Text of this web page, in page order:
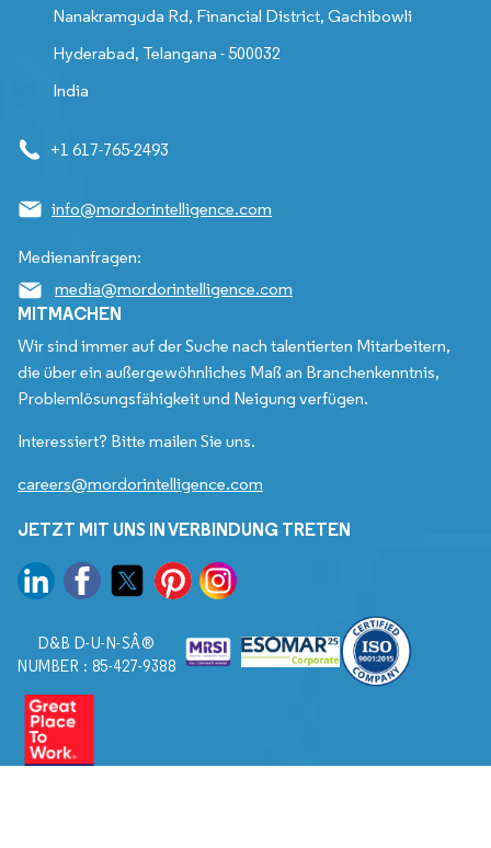
Nanakramguda Rd, Financial District, Gachibowli
Hyderabad, Telangana - 500032
India
+1 617-765-2493
info@mordorintelligence.com
Medienanfragen:
media@mordorintelligence.com
MITMACHEN
Wir sind immer auf der Suche nach talentierten Mitarbeitern,
die über ein außergewöhnliches Maß an Branchenkenntnis,
Problemlösungsfähigkeit und Neigung verfügen.
Interessiert? Bitte mailen Sie uns.
careers@mordorintelligence.com
JETZT MIT UNS IN VERBINDUNG TRETEN
D&B D-U-N-SÂ®
NUMBER : 85-427-9388